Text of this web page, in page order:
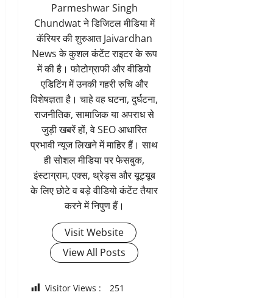
Parmeshwar Singh
Chundwat ने डिजिटल मीडिया में
कॅरियर की शुरुआत Jaivardhan
News के कुशल कंटेंट राइटर के रूप
में की है। फोटोग्राफी और वीडियो
एडिटिंग में उनकी गहरी रुचि और
विशेषज्ञता है। चाहे वह घटना, दुर्घटना,
राजनीतिक, सामाजिक या अपराध से
जुड़ी खबरें हों, वे SEO आधारित
प्रभावी न्यूज लिखने में माहिर हैं। साथ
ही सोशल मीडिया पर फेसबुक,
इंस्टाग्राम, एक्स, थ्रेड्स और यूट्यूब
के लिए छोटे व बड़े वीडियो कंटेंट तैयार
करने में निपुण हैं।
Visit Website
View All Posts
Visitor Views : 251